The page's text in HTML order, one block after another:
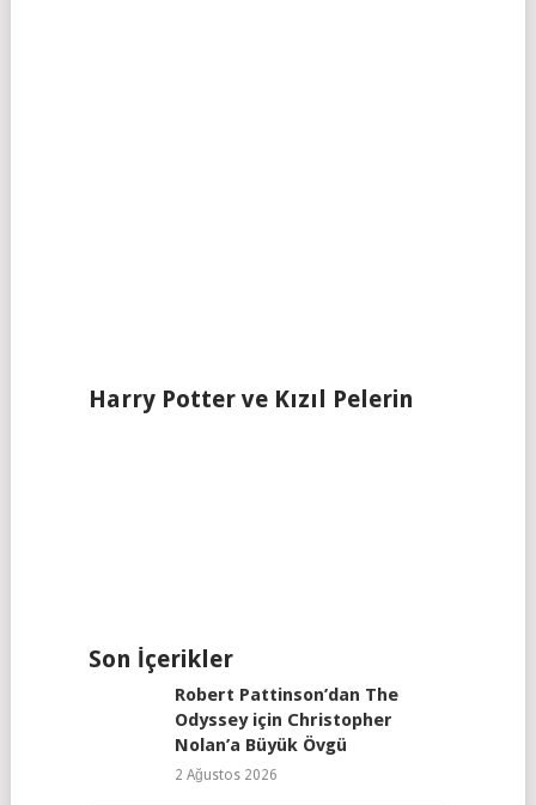
Harry Potter ve Kızıl Pelerin
Son İçerikler
Robert Pattinson’dan The
Odyssey için Christopher
Nolan’a Büyük Övgü
2 Ağustos 2026